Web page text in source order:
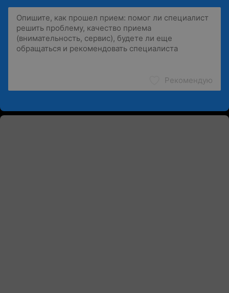
Рекомендую